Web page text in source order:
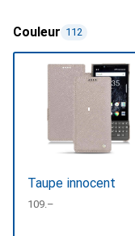
Couleur 112
Taupe innocent
CHF
109.–